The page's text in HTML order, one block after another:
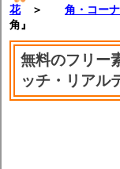
花＞ 角・コー
角』
無料のフリー
ッチ・リアル